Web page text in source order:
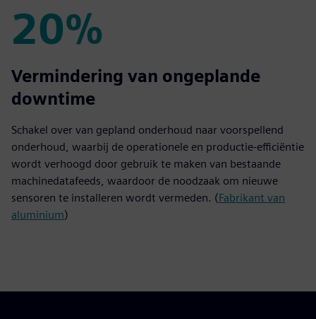
20%
20%
Vermindering van ongeplande
downtime
Schakel over van gepland onderhoud naar voorspellend
onderhoud, waarbij de operationele en productie-efficiëntie
wordt verhoogd door gebruik te maken van bestaande
machinedatafeeds, waardoor de noodzaak om nieuwe
sensoren te installeren wordt vermeden. (Fabrikant van
aluminium)